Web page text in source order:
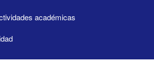
académicas